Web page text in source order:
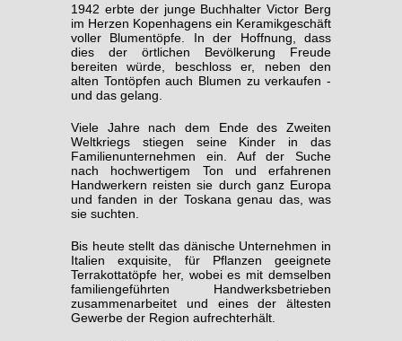
1942 erbte der junge Buchhalter Victor Berg
im Herzen Kopenhagens ein Keramikgeschäft
voller Blumentöpfe. In der Hoffnung, dass
dies der örtlichen Bevölkerung Freude
bereiten würde, beschloss er, neben den
alten Tontöpfen auch Blumen zu verkaufen -
und das gelang.
Viele Jahre nach dem Ende des Zweiten
Weltkriegs stiegen seine Kinder in das
Familienunternehmen ein. Auf der Suche
nach hochwertigem Ton und erfahrenen
Handwerkern reisten sie durch ganz Europa
und fanden in der Toskana genau das, was
sie suchten.
Bis heute stellt das dänische Unternehmen in
Italien exquisite, für Pflanzen geeignete
Terrakottatöpfe her, wobei es mit demselben
familiengeführten Handwerksbetrieben
zusammenarbeitet und eines der ältesten
Gewerbe der Region aufrechterhält.